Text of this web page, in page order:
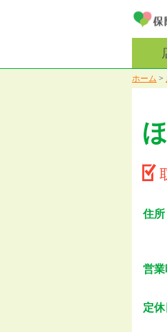
ホーム >
住所
営業
定休